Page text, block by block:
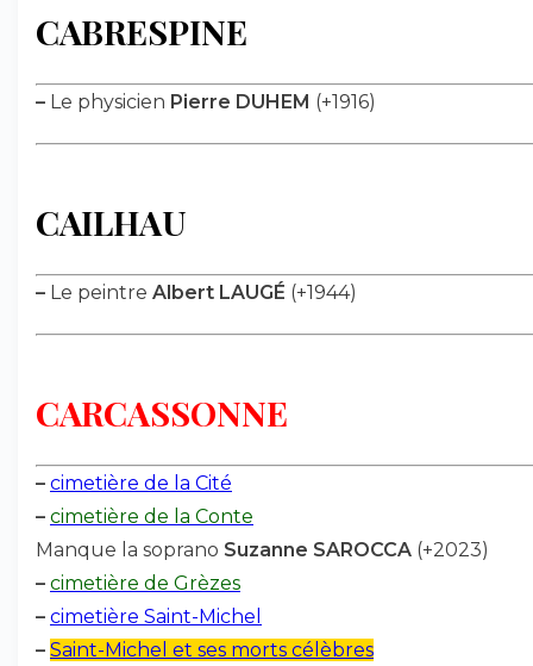
CABRESPINE
– Le physicien Pierre DUHEM (+1916)
CAILHAU
– Le peintre Albert LAUGÉ (+1944)
CARCASSONNE
– cimetière de la Cité
– cimetière de la Conte
Manque la soprano Suzanne SAROCCA (+2023)
– cimetière de Grèzes
– cimetière Saint-Michel
– Saint-Michel et ses morts célèbres